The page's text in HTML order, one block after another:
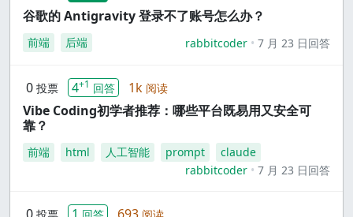
谷歌的 Antigravity 登录不了账号怎么办？
前端 后端 rabbitcoder 7 月 23 日回答
0 投票 4+1 回答 1k 阅读
Vibe Coding初学者推荐：哪些平台既易用又安全可
靠？
前端 html 人工智能 prompt
claude
rabbitcoder
7 月 23 日回答
投票 回答 阅读